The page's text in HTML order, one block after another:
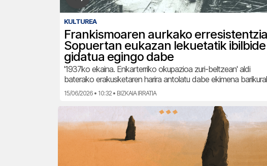
KULTUREA
Frankismoaren aurkako
Sopuertan eukazan lekuetatik ibilbide
gidatua egingo dabe
'1937ko ekaina. Enkarterriko okupazioa zuri-beltzean' aldi
baterako erakusketaren harira antolatu dabe ekimena
15/06/2026 • 10:32 • BIZKAIA IRRATIA